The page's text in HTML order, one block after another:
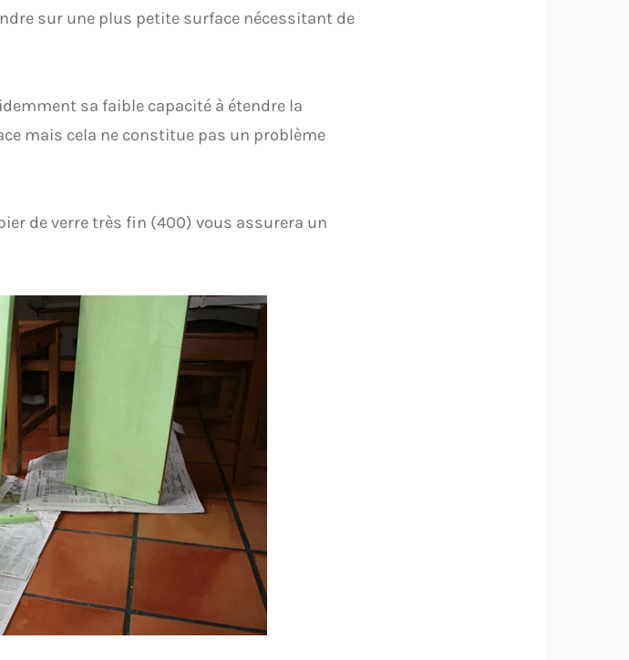
sur une plus petite surface nécessitant de
sa faible capacité à étendre la
mais cela ne constitue pas un problème
de verre très fin (400) vous assurera un